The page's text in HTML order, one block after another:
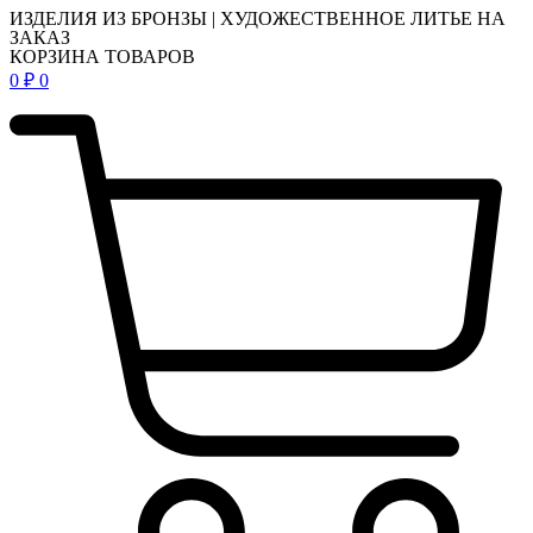
ИЗДЕЛИЯ ИЗ БРОНЗЫ | ХУДОЖЕСТВЕННОЕ ЛИТЬЕ НА
ЗАКАЗ
КОРЗИНА ТОВАРОВ
0 ₽ 0